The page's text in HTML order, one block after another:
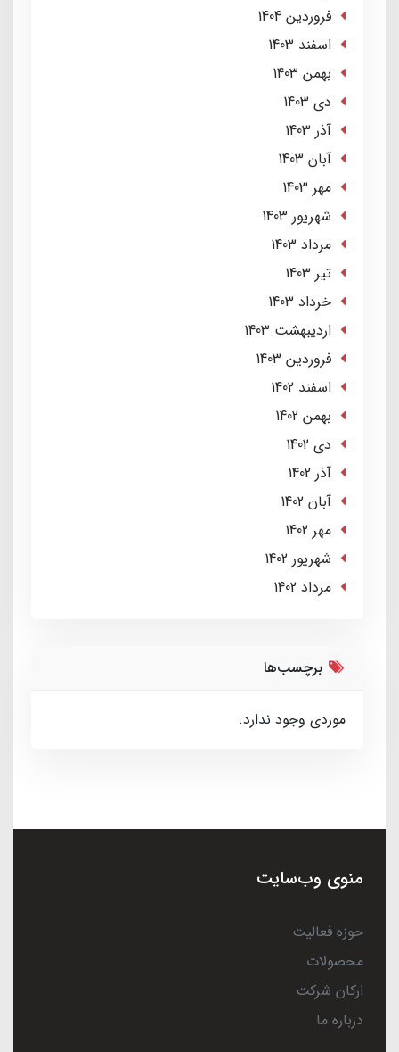
فروردین 1404
اسفند 1403
بهمن 1403
دی 1403
آذر 1403
آبان 1403
مهر 1403
شهریور 1403
مرداد 1403
تير 1403
خرداد 1403
ارديبهشت 1403
فروردین 1403
اسفند 1402
بهمن 1402
دی 1402
آذر 1402
آبان 1402
مهر 1402
شهریور 1402
مرداد 1402
برچسب‌ها
موردی وجود ندارد.
منوی وب‌سایت
حوزه فعالیت
محصولات
ارکان شرکت
درباره ما